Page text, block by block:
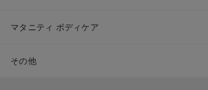
マタニティ ボディケア
その他